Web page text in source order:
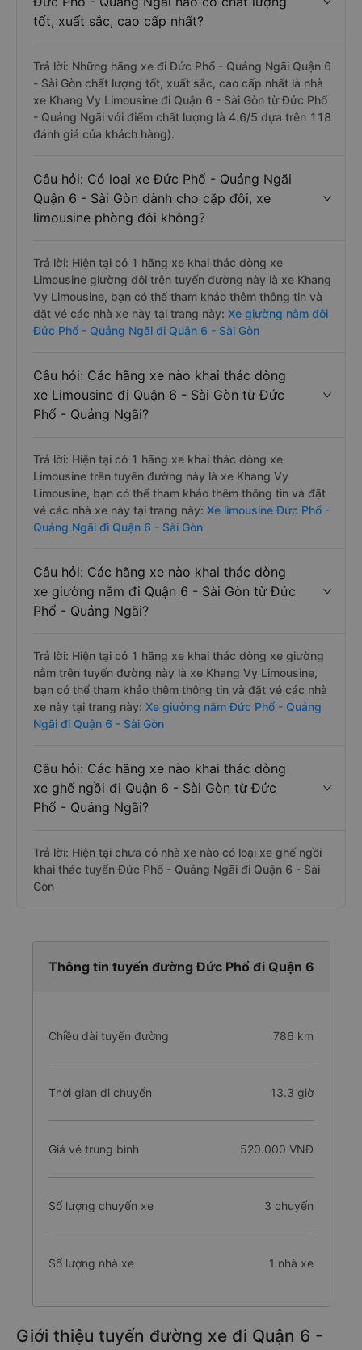
tốt, xuất sắc, cao cấp nhất?
Trả lời: Những hãng xe đi Đức Phổ - Quảng Ngãi Quận 6
- Sài Gòn chất lượng tốt, xuất sắc, cao cấp nhất là nhà
xe Khang Vy Limousine đi Quận 6 - Sài Gòn từ Đức Phổ
- Quảng Ngãi với điểm chất lượng là 4.6/5 dựa trên 118
đánh giá của khách hàng).
Câu hỏi: Có loại xe Đức Phổ - Quảng Ngãi
Quận 6 - Sài Gòn dành cho cặp đôi, xe
limousine phòng đôi không?
Trả lời: Hiện tại có 1 hãng xe khai thác dòng xe
Limousine giường đôi trên tuyến đường này là xe Khang
Vy Limousine, bạn có thể tham khảo thêm thông tin và
đặt vé các nhà xe này tại trang này: Xe giường nằm đôi
Đức Phổ - Quảng Ngãi đi Quận 6 - Sài Gòn
Câu hỏi: Các hãng xe nào khai thác dòng
xe Limousine đi Quận 6 - Sài Gòn từ Đức
Phổ - Quảng Ngãi?
Trả lời: Hiện tại có 1 hãng xe khai thác dòng xe
Limousine trên tuyến đường này là xe Khang Vy
Limousine, bạn có thể tham khảo thêm thông tin và đặt
vé các nhà xe này tại trang này: Xe limousine Đức Phổ -
Quảng Ngãi đi Quận 6 - Sài Gòn
Câu hỏi: Các hãng xe nào khai thác dòng
xe giường nằm đi Quận 6 - Sài Gòn từ Đức
Phổ - Quảng Ngãi?
Trả lời: Hiện tại có 1 hãng xe khai thác dòng xe giường
nằm trên tuyến đường này là xe Khang Vy Limousine,
bạn có thể tham khảo thêm thông tin và đặt vé các nhà
xe này tại trang này: Xe giường nằm Đức Phổ - Quảng
Ngãi đi Quận 6 - Sài Gòn
Câu hỏi: Các hãng xe nào khai thác dòng
xe ghế ngồi đi Quận 6 - Sài Gòn từ Đức
Phổ - Quảng Ngãi?
Trả lời: Hiện tại chưa có nhà xe nào có loại xe ghế ngồi
khai thác tuyến Đức Phổ - Quảng Ngãi đi Quận 6 - Sài
Gòn
Thông tin tuyến đường Đức Phổ đi Quận 6
Chiều dài tuyến đường 786 km
Thời gian di chuyển 13.3 giờ
Giá vé trung bình 520.000 VNĐ
Số lượng chuyến xe 3 chuyến
Số lượng nhà xe 1 nhà xe
Giới thiệu tuyến đường xe đi Quận 6 -